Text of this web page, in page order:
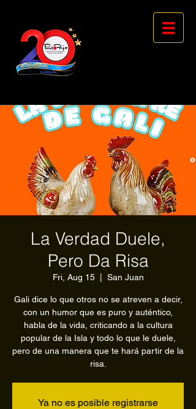
La Verdad Duele,
Pero Da Risa
Fri, Aug 15
  |
San Juan
Gali dice lo que otros no se atreven a decir,
con un humor que es puro y auténtico,
habla de la vida, criticando a la cultura
popular de la Isla y todo lo que le duele,
pero de una manera que te hará partir de la
risa.
Ya no es posible registrarse